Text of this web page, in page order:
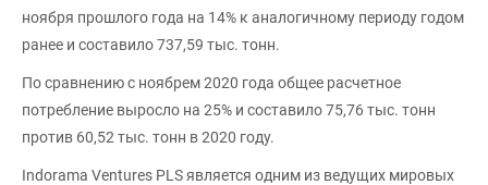
ноября прошлого года на 14% к аналогичному периоду годом
ранее и составило 737,59 тыс. тонн.
По сравнению с ноябрем 2020 года общее расчетное
потребление выросло на 25% и составило 75,76 тыс. тонн
против 60,52 тыс. тонн в 2020 году.
Indorama Ventures PLS является одним из ведущих мировых